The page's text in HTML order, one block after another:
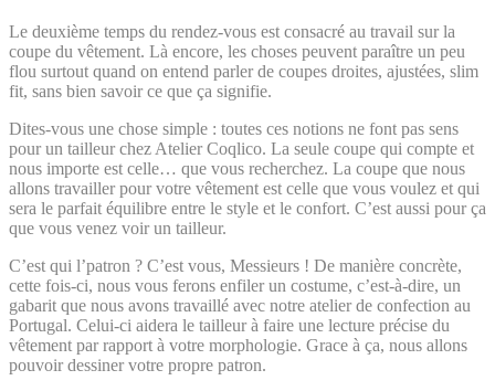
Le deuxième temps du rendez-vous est consacré au travail sur la
coupe du vêtement. Là encore, les choses peuvent paraître un peu
flou surtout quand on entend parler de coupes droites, ajustées, slim
fit, sans bien savoir ce que ça signifie.
Dites-vous une chose simple : toutes ces notions ne font pas sens
pour un tailleur chez Atelier Coqlico. La seule coupe qui compte et
nous importe est celle… que vous recherchez. La coupe que nous
allons travailler pour votre vêtement est celle que vous voulez et qui
sera le parfait équilibre entre le style et le confort. C’est aussi pour ça
que vous venez voir un tailleur.
C’est qui l’patron ? C’est vous, Messieurs ! De manière concrète,
cette fois-ci, nous vous ferons enfiler un costume, c’est-à-dire, un
gabarit que nous avons travaillé avec notre atelier de confection au
Portugal. Celui-ci aidera le tailleur à faire une lecture précise du
vêtement par rapport à votre morphologie. Grace à ça, nous allons
pouvoir dessiner votre propre patron.